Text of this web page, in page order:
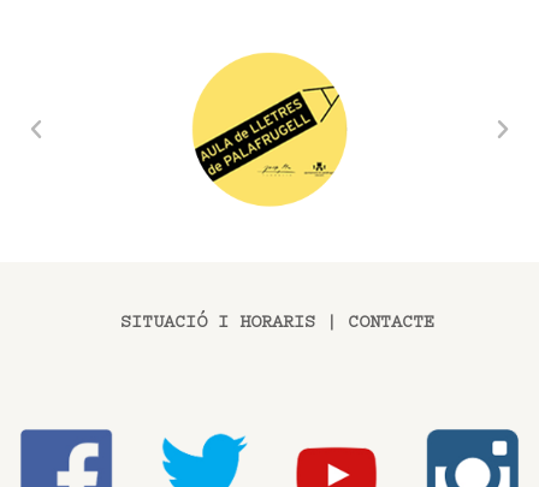
SITUACIÓ I HORARIS CONTACTE